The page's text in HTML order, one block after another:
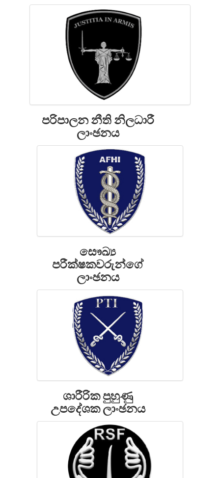
පරිපාලන නීති නිලධාරී
ලාංඡනය
සෞඛ්‍ය
පරීක්ෂකවරුන්ගේ
ලාංඡනය
ශාරීරික පුහුණු
උපදේශක ලාංඡනය